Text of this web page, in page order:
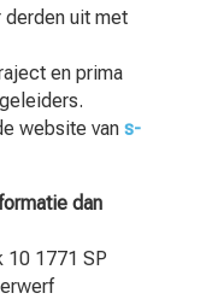
derden uit met
en prima
website van s-
dan
10 1771 SP